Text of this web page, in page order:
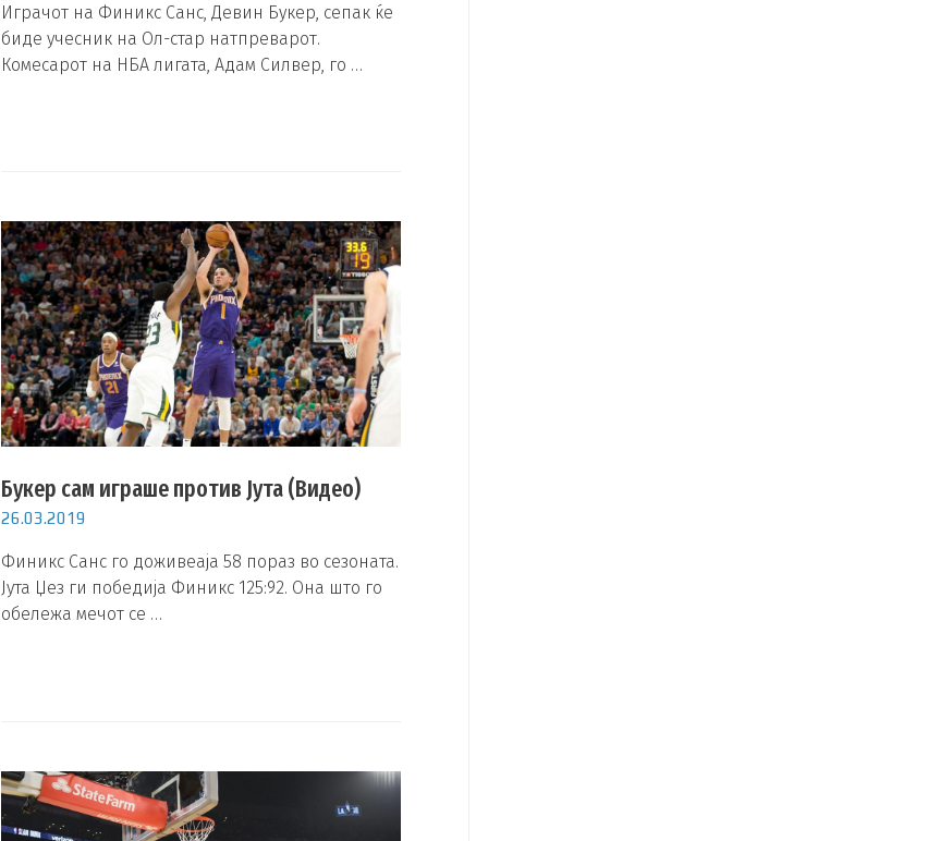
Играчот на Финикс Санс, Девин Букер, сепак ќе
биде учесник на Ол-стар натпреварот.
Комесарот на НБА лигата, Адам Силвер, го …
Букер сам играше против Јута (Видео)
26.03.2019
Финикс Санс го доживеаја 58 пораз во сезоната.
Јута Џез ги победија Финикс 125:92. Она што го
обележа мечот се …